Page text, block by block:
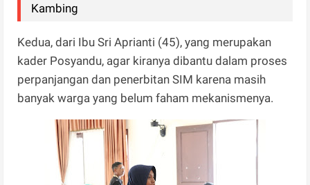
Kambing
Kedua, dari Ibu Sri Aprianti (45), yang merupakan
kader Posyandu, agar kiranya dibantu dalam proses
perpanjangan dan penerbitan SIM karena masih
banyak warga yang belum faham mekanismenya.